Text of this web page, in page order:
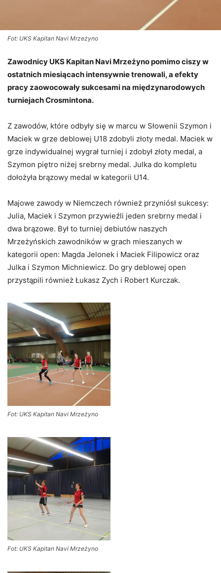
Fot: UKS Kapitan Navi Mrzeżyno
Zawodnicy UKS Kapitan Navi Mrzeżyno pomimo ciszy w
ostatnich miesiącach intensywnie trenowali, a efekty
pracy zaowocowały sukcesami na międzynarodowych
turniejach Crosmintona.
Z zawodów, które odbyły się w marcu w Słowenii Szymon i
Maciek w grze deblowej U18 zdobyli złoty medal. Maciek w
grze indywidualnej wygrał turniej i zdobył złoty medal, a
Szymon piętro niżej srebrny medal. Julka do kompletu
dołożyła brązowy medal w kategorii U14.
Majowe zawody w Niemczech również przyniósł sukcesy:
Julia, Maciek i Szymon przywieźli jeden srebrny medal i
dwa brązowe. Był to turniej debiutów naszych
Mrzeżyńskich zawodników w grach mieszanych w
kategorii open: Magda Jelonek i Maciek Filipowicz oraz
Julka i Szymon Michniewicz. Do gry deblowej open
przystąpili również Łukasz Zych i Robert Kurczak.
Fot: UKS Kapitan Navi Mrzeżyno
Fot: UKS Kapitan Navi Mrzeżyno